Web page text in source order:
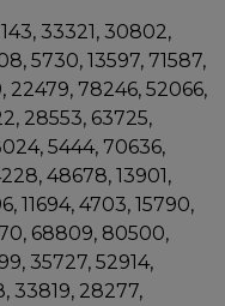
33321, 30802,
5730, 13597, 71587,
22479, 78246, 52066,
28553, 63725,
5444, 70636,
48678, 13901,
11694, 4703, 15790,
68809, 80500,
35727, 52914,
33819, 28277,